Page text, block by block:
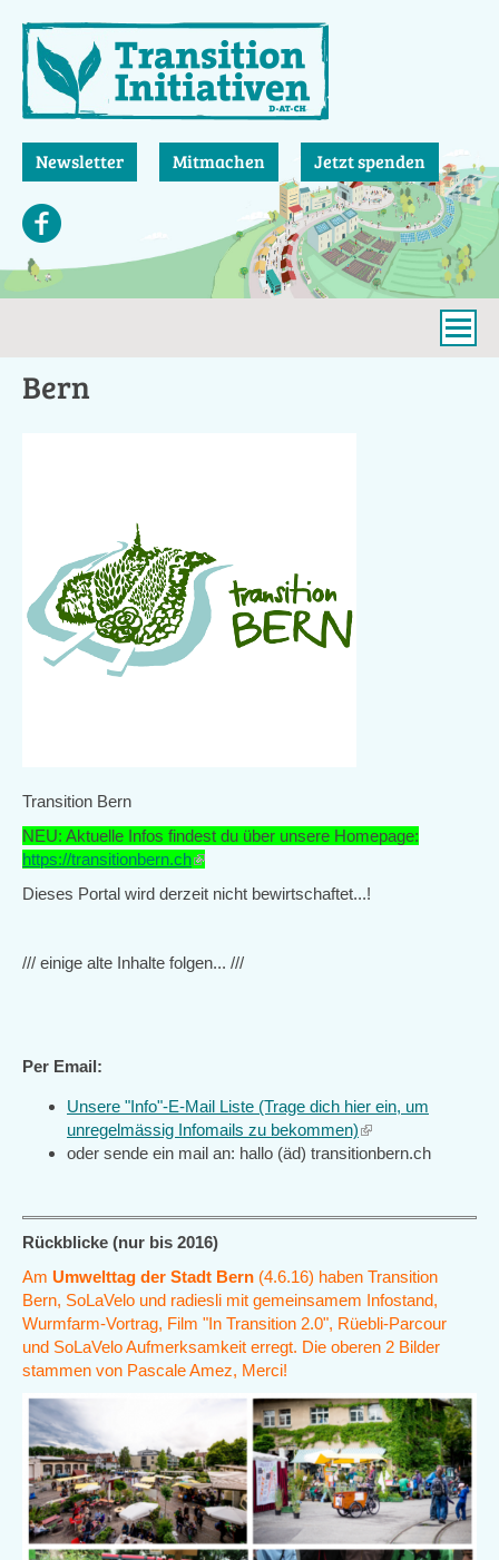
zum
Inhalt
Newsletter Mitmachen Jetzt spenden
Bern
Transition Bern
NEU: Aktuelle Infos findest du über unsere Homepage:
https://transitionbern.ch(link
external)
Dieses Portal wird derzeit nicht bewirtschaftet...!
/// einige alte Inhalte folgen... ///
Per Email:
Unsere "Info"-E-Mail Liste (Trage dich hier ein, um
unregelmässig Infomails zu bekommen)(link
is
oder sende ein mail an: hallo (äd) transitionbern.ch
Rückblicke (nur bis 2016)
Am Umwelttag der Stadt Bern (4.6.16) haben Transition
Bern, SoLaVelo und radiesli mit gemeinsamem Infostand,
Wurmfarm-Vortrag, Film "In Transition 2.0", Rüebli-Parcour
und SoLaVelo Aufmerksamkeit erregt. Die oberen 2 Bilder
stammen von Pascale Amez, Merci!